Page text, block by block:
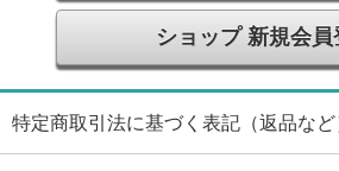
ショップ 新規会員
特定商取引法に基づく表記（返品など